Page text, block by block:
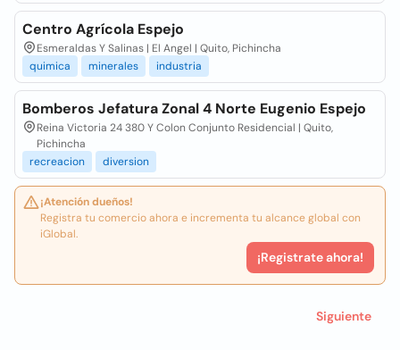
Centro Agrícola Espejo
Esmeraldas Y Salinas | El Angel | Quito, Pichincha
quimica
minerales industria
Bomberos Jefatura Zonal 4 Norte Eugenio Espejo
Reina Victoria 24 380 Y Colon Conjunto Residencial | Quito,
Pichincha
recreacion
diversion
¡Atención dueños!
Registra tu comercio ahora e incrementa tu alcance global con
iGlobal.
¡Registrate ahora!
Siguiente